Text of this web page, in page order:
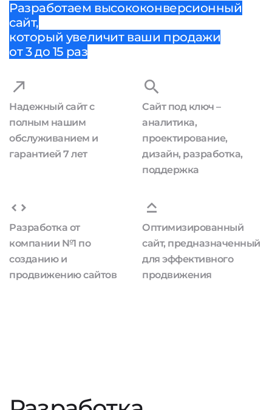
Разработаем высококонверсионный
сайт,
который увеличит ваши продажи
от 3 до 15 раз
Надежный сайт с
полным нашим
обслуживанием и
гарантией 7 лет
Сайт под ключ –
аналитика,
проектирование,
дизайн, разработка,
поддержка
Разработка от
компании №1 по
созданию и
продвижению сайтов
Оптимизированный
сайт, предназначенный
для эффективного
продвижения